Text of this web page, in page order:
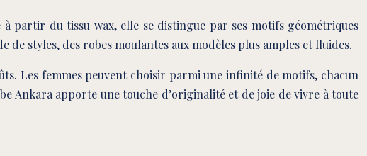
partir du tissu wax, elle se distingue par ses motifs géométriques
styles, des robes moulantes aux modèles plus amples et fluides.
Les femmes peuvent choisir parmi une infinité de motifs, chacun
Ankara apporte une touche d’originalité et de joie de vivre à toute